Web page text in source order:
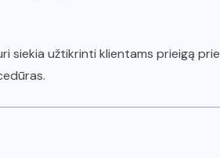
siekia užtikrinti klientams prieigą prie